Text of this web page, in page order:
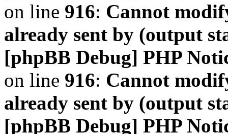
on line 916: Cannot
already sent by (output
[phpBB Debug] PHP
on line 916: Cannot
already sent by (output
[phpBB Debug] PHP